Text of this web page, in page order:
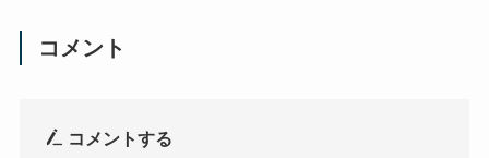
コメント
コメントする